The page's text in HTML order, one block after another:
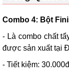
Combo 4: Bột
- Là combo chất
được sản xuất tại
- Tiết kiệm: